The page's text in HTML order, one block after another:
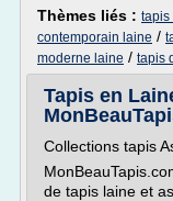
Thèmes liés : tapis
contemporain laine /
moderne laine / tapis
Tapis en
Collections tapis
de tapis laine et